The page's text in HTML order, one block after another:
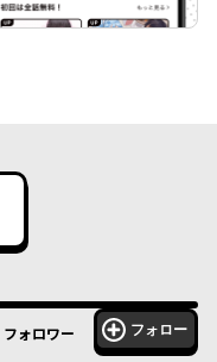
フォロワー フォロー